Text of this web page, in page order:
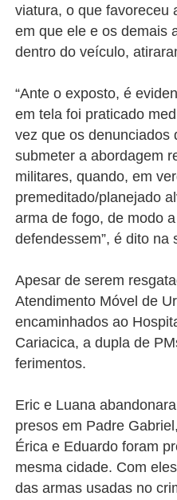
viatura, o que favoreceu
em que ele e os demais
dentro do veículo,
“Ante o exposto, é
em tela foi praticado
vez que os denunciados
submeter a abordagem
militares, quando, em
premeditado/planejado
arma de fogo, de modo
defendessem”, é dito na
Apesar de serem
Atendimento Móvel de
encaminhados ao
Cariacica, a dupla de
ferimentos.
Eric e Luana
presos em Padre
Érica e Eduardo foram
mesma cidade. Com
das armas usadas no